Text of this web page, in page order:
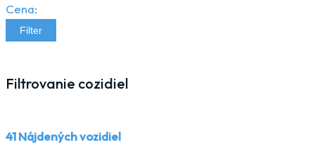
Cena:
Filter
Filtrovanie cozidiel
41Nájdených vozidiel